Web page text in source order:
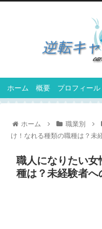
ホーム 概要 プロフィール
ホーム 職業別
け！なれる種類の職種は？未
職人になりたい
種は？未経験者へ